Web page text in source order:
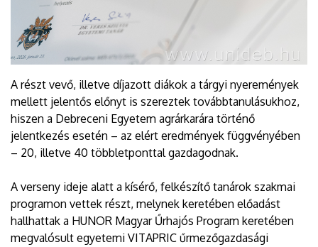
A részt vevő, illetve díjazott diákok a tárgyi nyeremények
mellett jelentős előnyt is szereztek továbbtanulásukhoz,
hiszen a Debreceni Egyetem agrárkarára történő
jelentkezés esetén – az elért eredmények függvényében
– 20, illetve 40 többletponttal gazdagodnak.
A verseny ideje alatt a kísérő, felkészítő tanárok szakmai
programon vettek részt, melynek keretében előadást
hallhattak a HUNOR Magyar Űrhajós Program keretében
megvalósult egyetemi VITAPRIC űrmezőgazdasági